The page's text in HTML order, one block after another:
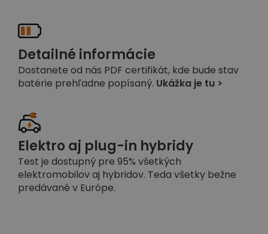
Detailné informácie
Dostanete od nás PDF certifikát, kde bude stav
batérie prehľadne popísaný. Ukážka je tu >
Elektro aj plug-in hybridy
Test je dostupný pre 95% všetkých
elektromobilov aj hybridov. Teda všetky bežne
predávané v Európe.